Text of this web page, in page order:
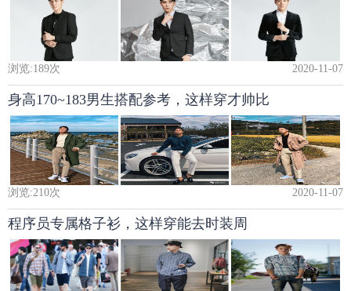
浏览:189次 2020-11-07
身高170~183男生搭配参考，这样穿才帅比
浏览:210次 2020-11-07
程序员专属格子衫，这样穿能去时装周